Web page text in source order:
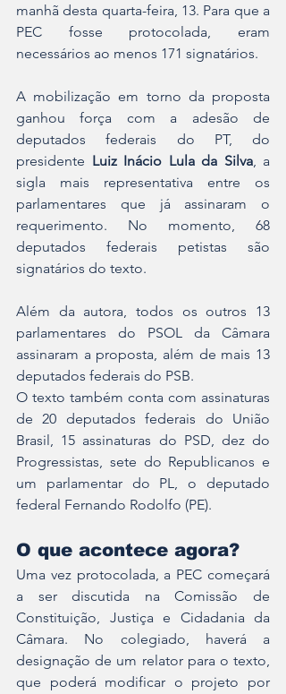
manhã desta quarta-feira, 13. Para que a
PEC fosse protocolada, eram
necessários ao menos 171 signatários.
A mobilização em torno da proposta
ganhou força com a adesão de
deputados federais do PT, do
presidente Luiz Inácio Lula da Silva, a
sigla mais representativa entre os
parlamentares que já assinaram o
requerimento. No momento, 68
deputados federais petistas são
signatários do texto.
Além da autora, todos os outros 13
parlamentares do PSOL da Câmara
assinaram a proposta, além de mais 13
deputados federais do PSB.
O texto também conta com assinaturas
de 20 deputados federais do União
Brasil, 15 assinaturas do PSD, dez do
Progressistas, sete do Republicanos e
um parlamentar do PL, o deputado
federal Fernando Rodolfo (PE).
O que acontece agora?
Uma vez protocolada, a PEC começará
a ser discutida na Comissão de
Constituição, Justiça e Cidadania da
Câmara. No colegiado, haverá a
designação de um relator para o texto,
que poderá modificar o projeto por